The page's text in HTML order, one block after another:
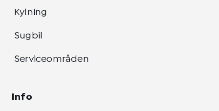
Kylning
Sugbil
Serviceområden
Info